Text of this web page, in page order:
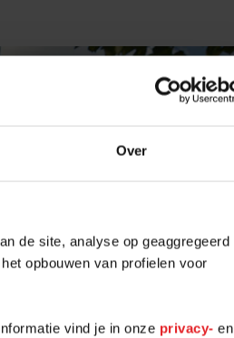
Over
de site, analyse op geaggregeerd
opbouwen van profielen voor
vind je in onze privacy- en